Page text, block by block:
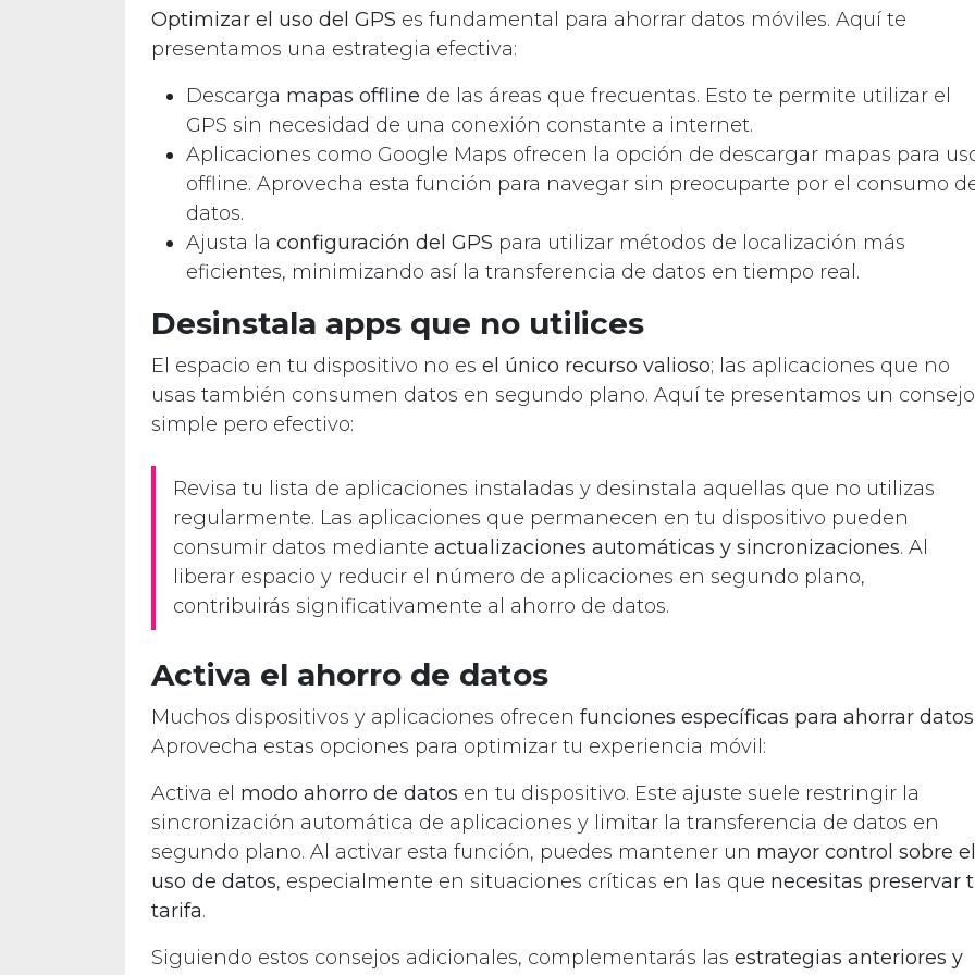
Optimizar el uso del GPS es fundamental para ahorrar datos móviles. Aquí te
presentamos una estrategia efectiva:
Descarga mapas offline de las áreas que frecuentas. Esto te permite utilizar el
GPS sin necesidad de una conexión constante a internet.
Aplicaciones como Google Maps ofrecen la opción de descargar mapas para
offline. Aprovecha esta función para navegar sin preocuparte por el consumo
datos.
Ajusta la configuración del GPS para utilizar métodos de localización más
eficientes, minimizando así la transferencia de datos en tiempo real.
Desinstala apps que no utilices
El espacio en tu dispositivo no es el único recurso valioso; las aplicaciones que no
usas también consumen datos en segundo plano. Aquí te presentamos un consejo
simple pero efectivo:
Revisa tu lista de aplicaciones instaladas y desinstala aquellas que no utilizas
regularmente. Las aplicaciones que permanecen en tu dispositivo pueden
consumir datos mediante actualizaciones automáticas y sincronizaciones. Al
liberar espacio y reducir el número de aplicaciones en segundo plano,
contribuirás significativamente al ahorro de datos.
Activa el ahorro de datos
Muchos dispositivos y aplicaciones ofrecen funciones específicas para ahorrar datos
Aprovecha estas opciones para optimizar tu experiencia móvil:
Activa el modo ahorro de datos en tu dispositivo. Este ajuste suele restringir la
sincronización automática de aplicaciones y limitar la transferencia de datos en
segundo plano. Al activar esta función, puedes mantener un mayor control sobre el
uso de datos, especialmente en situaciones críticas en las que necesitas preservar
tarifa.
Siguiendo estos consejos adicionales, complementarás las estrategias anteriores y